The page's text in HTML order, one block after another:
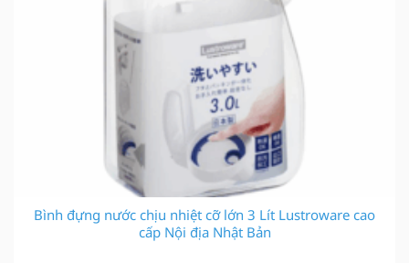
Bình đựng nước chịu nhiệt cỡ lớn 3 Lít Lustroware cao
cấp Nội địa Nhật Bản